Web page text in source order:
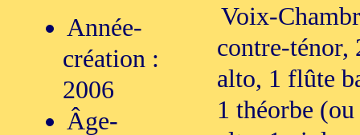
Année-
création :
2006
Âge-
Voix-
contre-ténor,
alto, 1 flûte
1 théorbe